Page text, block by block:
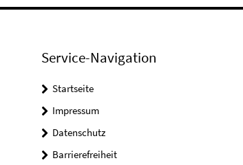
Service-Navigation
Startseite
Impressum
Datenschutz
Barrierefreiheit